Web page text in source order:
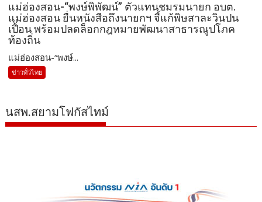
แม่ฮ่องสอน-“พงษ์พิพัฒน์” ตัวแทนชมรมนายก อบต.
แม่ฮ่องสอน ยื่นหนังสือถึงนายกฯ จี้แก้พิษสาละวินปน
เปื้อน พร้อมปลดล็อกกฎหมายพัฒนาสาธารณูปโภค
ท้องถิ่น
แม่ฮ่องสอน-“พงษ์...
ข่าวทั่วไทย
นสพ.สยามโฟกัสไทม์